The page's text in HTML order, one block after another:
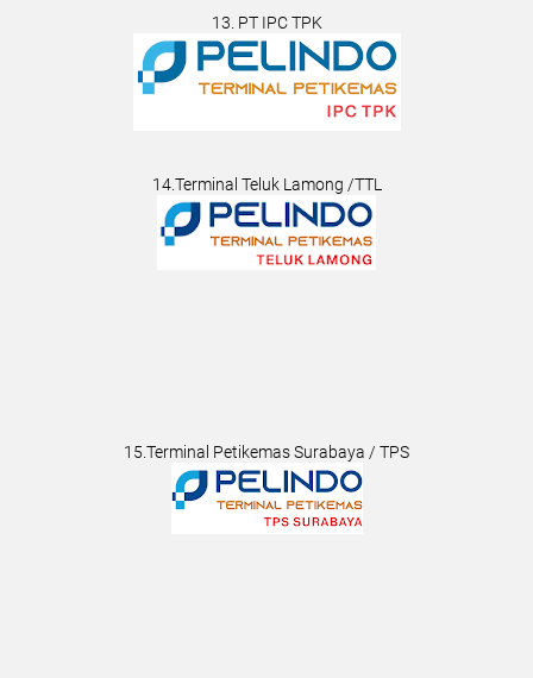
13. PT IPC TPK
14.Terminal Teluk Lamong /TTL
15.Terminal Petikemas Surabaya / TPS